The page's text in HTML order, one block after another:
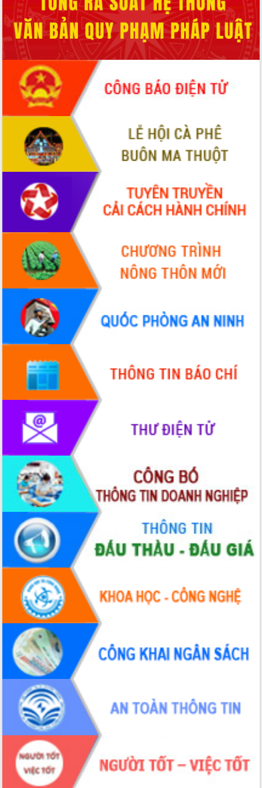
hai con số trong năm 2026
Tổ chức trang trọng Lễ hội Đền thờ
Lương Văn Chánh năm 2026
Phó Bí thư Tỉnh ủy Đắk Lắk Đỗ Hữu
Huy giữ chức Bí thư Đảng ủy Ủy Ban
Nhân dân tỉnh
Bệnh án điện tử thúc đẩy chuyển đổi
số y tế tại Đắk Lắk
Chuyển đổi số thư viện: Mở rộng
không gian tri thức trong thời đại số
Đánh giá, rút kinh nghiệm công tác tổ
chức diễn tập trước ngày bầu cử
Chương trình “Gặp gỡ hữu nghị –
Friendship Meeting New Year 2026”
Bầu cử Quốc hội và HĐND: Cử tri Đắk
Lắk gửi gắm niềm tin, kỳ vọng vào lá
phiếu
Đắk Lắk sẵn sàng các điều kiện cho
Ngày hội bầu cử đại biểu Quốc hội
khóa XVI và HĐND các cấp nhiệm kỳ
2026-2031
Đảm bảo cuộc bầu cử đại biểu Quốc
hội và đại biểu HĐND các cấp diễn ra
an toàn, hiệu quả, đúng quy định
Thủ tướng Chính phủ Phạm Minh Chính
kiểm tra, chỉ đạo hoàn thành các dự
án cao tốc và thăm khu tái định cư tại
Sôi nổi Hội đua ngựa truyền thống Gò
Thì Thùng mừng Xuân Bính Ngọ 2026
Lãnh đạo tỉnh dâng hương tưởng niệm
tại Đập Đồng Cam đầu Xuân Bính Ngọ
Ngành nông nghiệp phấn đấu tăng
trưởng đạt 5,86% trong năm 2026
UBND tỉnh Đắk Lắk triển khai công tác
quốc phòng, quân sự địa phương năm
2026
Đắk Lắk tập trung toàn lực khắc phục
tồn tại IUU, sẵn sàng làm việc với
Đoàn thanh tra EC
Chủ tịch UBND tỉnh Tạ Anh Tuấn thăm,
chúc mừng các bệnh viện nhân Ngày
Thầy thuốc Việt Nam
Rộn ràng lễ hội truyền thống Sông
nước Đà Nông lần thứ I năm 2026
Kỳ họp Chuyên đề lần thứ Năm, HĐND
tỉnh Đắk Lắk thông qua các nghị quyết
quan trọng
Thống nhất danh sách giới thiệu ứng
cử đại biểu Quốc hội khoá XVI và đại
biểu HĐND tỉnh Đắk Lắk, nhiệm kỳ
2026-2031
Phát động hai phong trào thi đua quan
trọng trong kỷ nguyên mới
Hội nghị lần thứ tư Ban Chỉ đạo công
tác bầu cử tỉnh Đắk Lắk
Hội nghị Báo cáo viên Trung ương
tháng 01/2026
Phó Thủ tướng Hồ Quốc Dũng đánh giá
cao kết quả Chiến dịch Quang Trung
tại Đắk Lắk